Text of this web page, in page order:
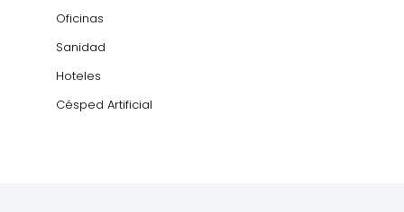
Oficinas
Sanidad
Hoteles
Césped Artificial